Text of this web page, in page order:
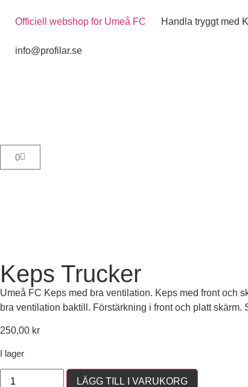
Officiell webshop för Umeå FC Handla tryggt med
info@profilar.se
0
Keps Trucker
Umeå FC Keps med bra ventilation. Keps med front och
bra ventilation baktill. Förstärkning i front och platt
250,00 kr
I lager
LÄGG TILL I VARUKORG